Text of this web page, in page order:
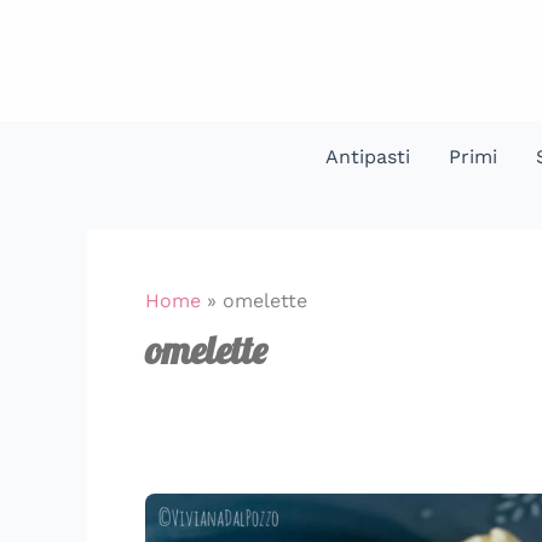
Antipasti Primi
Home » omelette
omelette
La